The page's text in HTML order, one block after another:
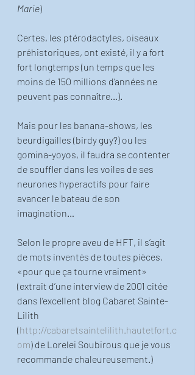
Marie)
Certes, les ptérodactyles, oiseaux
préhistoriques, ont existé, il y a fort
fort longtemps (un temps que les
moins de 150 millions d’années ne
peuvent pas connaître…).
Mais pour les banana-shows, les
beurdigailles (birdy guy?) ou les
gomina-yoyos, il faudra se contenter
de souffler dans les voiles de ses
neurones hyperactifs pour faire
avancer le bateau de son
imagination…
Selon le propre aveu de HFT, il s’agit
de mots inventés de toutes pièces,
«pour que ça tourne vraiment»
(extrait d’une interview de 2001 citée
dans l’excellent blog Cabaret Sainte-
Lilith
(http://cabaretsaintelilith.hautetfort.c
om) de Lorelei Soubirous que je vous
recommande chaleureusement.)